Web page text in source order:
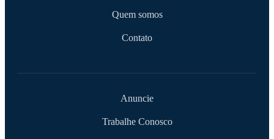
Quem somos
Contato
Anuncie
Trabalhe Conosco